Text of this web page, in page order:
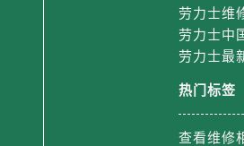
劳力士维
劳力士中
劳力士最
热门标签
查看维修